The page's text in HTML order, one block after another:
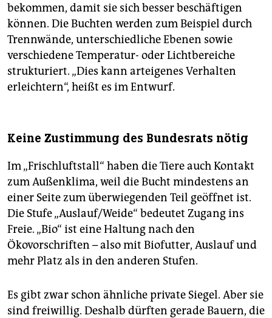
bekommen, damit sie sich besser beschäftigen
können. Die Buchten werden zum Beispiel durch
Trennwände, unterschiedliche Ebenen sowie
verschiedene Temperatur- oder Lichtbereiche
strukturiert. „Dies kann arteigenes Verhalten
erleichtern“, heißt es im Entwurf.
Keine Zustimmung des Bundesrats nötig
Im „Frischluftstall“ haben die Tiere auch Kontakt
zum Außenklima, weil die Bucht mindestens an
einer Seite zum überwiegenden Teil geöffnet ist.
Die Stufe „Auslauf/Weide“ bedeutet Zugang ins
Freie. „Bio“ ist eine Haltung nach den
Ökovorschriften – also mit Biofutter, Auslauf und
mehr Platz als in den anderen Stufen.
Es gibt zwar schon ähnliche private Siegel. Aber sie
sind freiwillig. Deshalb dürften gerade Bauern, die